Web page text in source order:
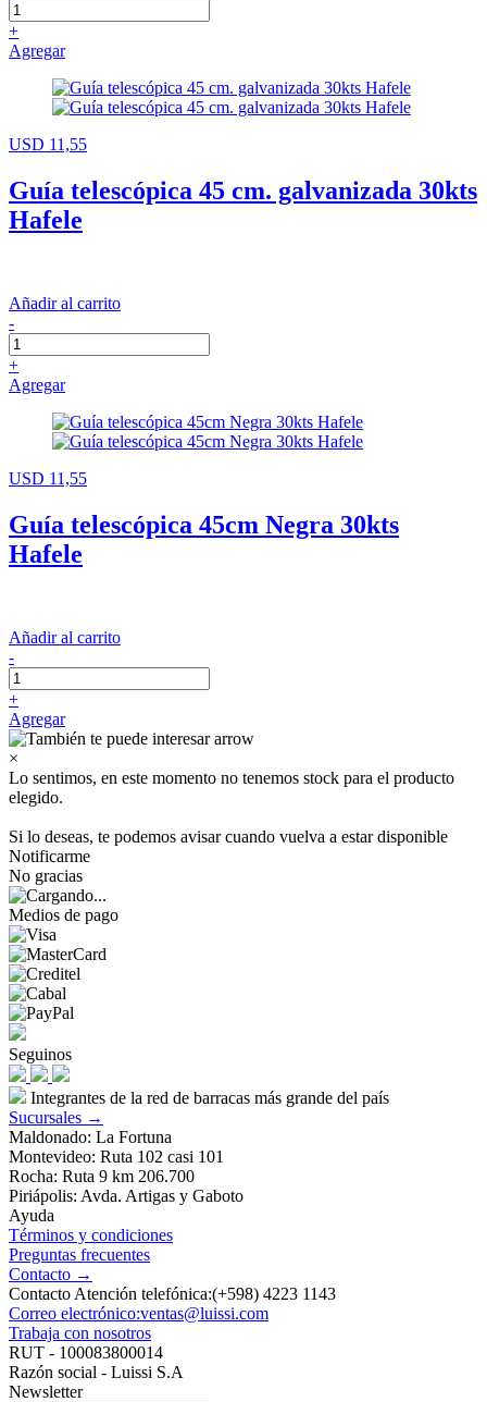
+
Agregar
USD 11,55
Guía telescópica 45 cm. galvanizada 30kts
Hafele
Añadir al carrito
-
+
Agregar
USD 11,55
Guía telescópica 45cm Negra 30kts
Hafele
Añadir al carrito
-
+
Agregar
×
Lo sentimos, en este momento no tenemos stock para el producto
elegido.
Si lo deseas, te podemos avisar cuando vuelva a estar disponible
Notificarme
No gracias
Medios de pago
Seguinos
Integrantes de la red de barracas más grande del país
Sucursales →
Maldonado: La Fortuna
Montevideo: Ruta 102 casi 101
Rocha: Ruta 9 km 206.700
Piriápolis: Avda. Artigas y Gaboto
Ayuda
Términos y condiciones
Preguntas frecuentes
Contacto →
Contacto Atención telefónica:(+598) 4223 1143
Correo electrónico:ventas@luissi.com
Trabaja con nosotros
RUT - 100083800014
Razón social - Luissi S.A
Newsletter